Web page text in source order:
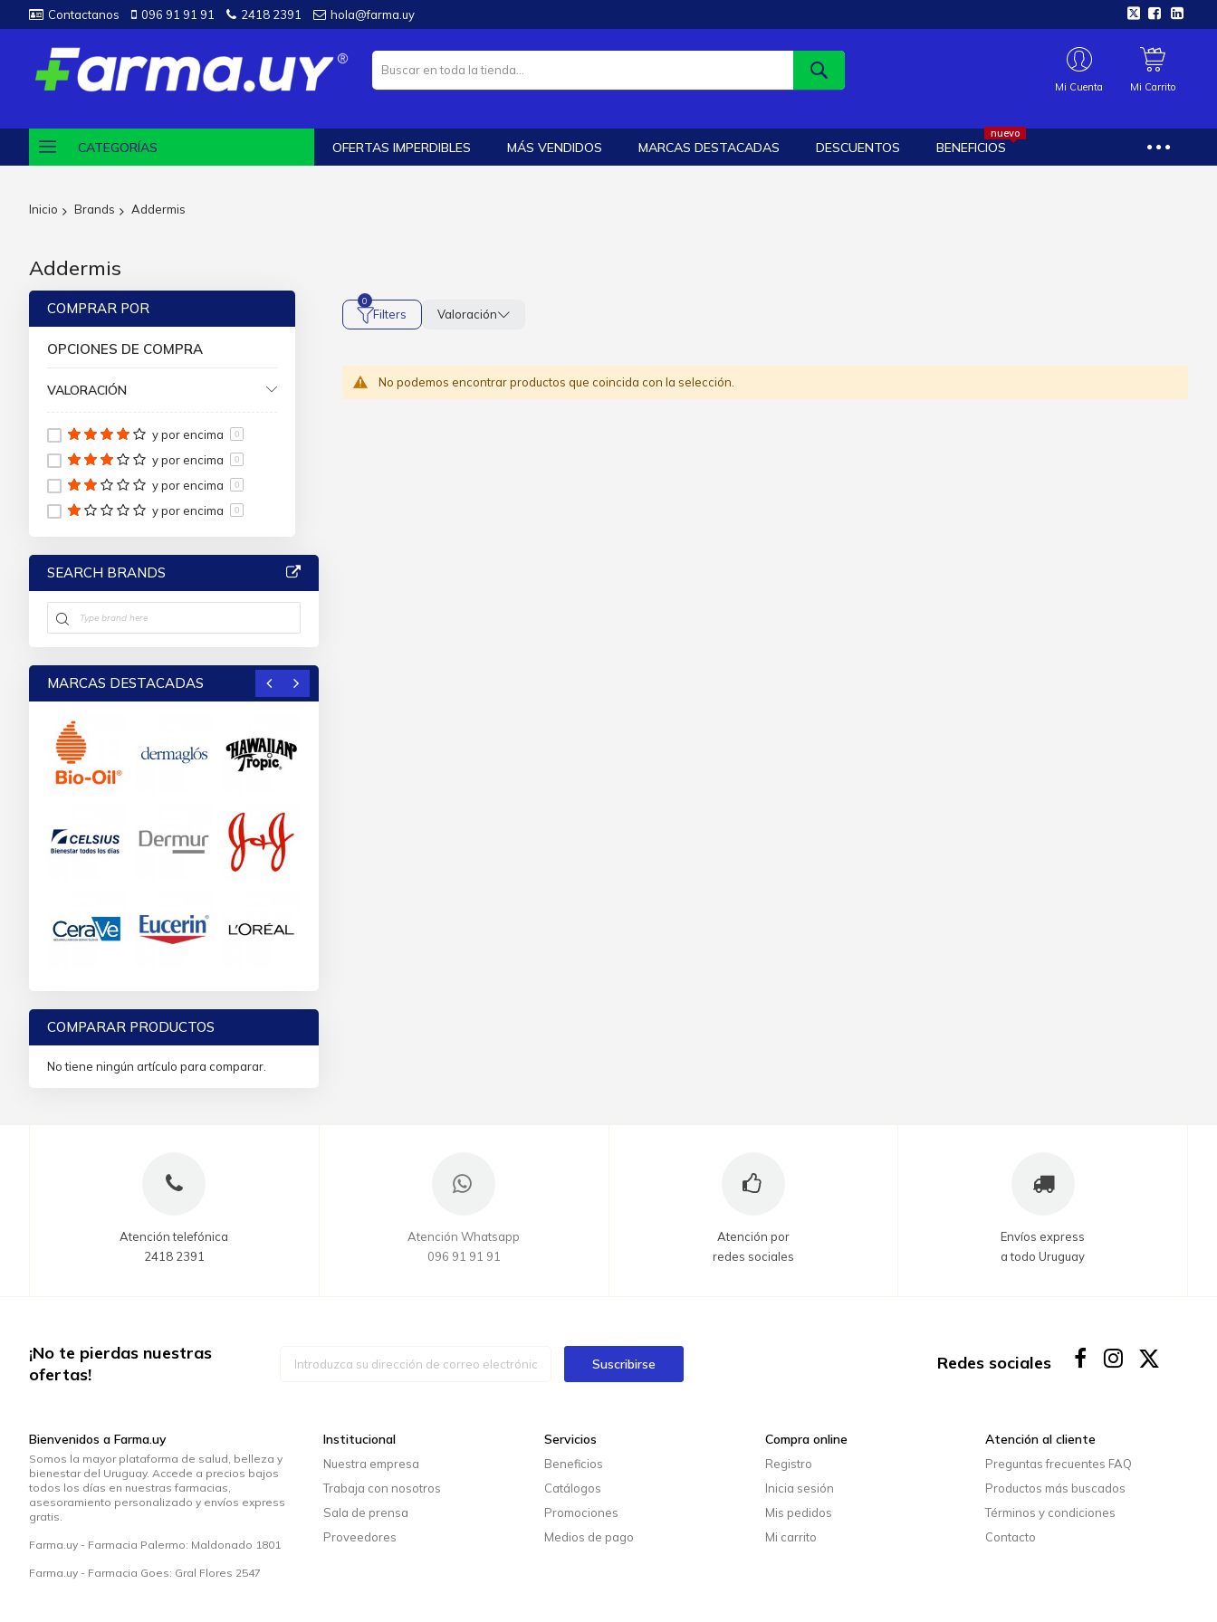
Contactanos 096 91 91 91 2418 2391 hola@farma.uy
Mi Cuenta Mi Carrito
CATEGORÍAS OFERTAS IMPERDIBLES MÁS VENDIDOS MARCAS DESTACADAS DESCUENTOS BENEFICIOS
nuevo
Inicio Brands Addermis
Addermis
Filters Valoración
No podemos encontrar productos que coincida con la selección.
COMPRAR POR
OPCIONES DE COMPRA
VALORACIÓN
y por encima 0
y por encima 0
y por encima 0
y por encima 0
SEARCH BRANDS
MARCAS DESTACADAS
COMPARAR PRODUCTOS
No tiene ningún artículo para comparar.
Atención telefónica
2418 2391
Atención Whatsapp
096 91 91 91
Atención por
redes sociales
Envíos express
a todo Uruguay
¡No te pierdas nuestras
ofertas!
Suscribirse Redes sociales
Bienvenidos a Farma.uy
Somos la mayor plataforma de salud, belleza y
bienestar del Uruguay. Accede a precios bajos
todos los días en nuestras farmacias,
asesoramiento personalizado y envíos express
gratis.
Farma.uy - Farmacia Palermo: Maldonado 1801
Farma.uy - Farmacia Goes: Gral Flores 2547
Institucional
Nuestra empresa
Trabaja con nosotros
Sala de prensa
Proveedores
Servicios
Beneficios
Catálogos
Promociones
Medios de pago
Compra online
Registro
Inicia sesión
Mis pedidos
Mi carrito
Atención al cliente
Preguntas frecuentes FAQ
Productos más buscados
Términos y condiciones
Contacto